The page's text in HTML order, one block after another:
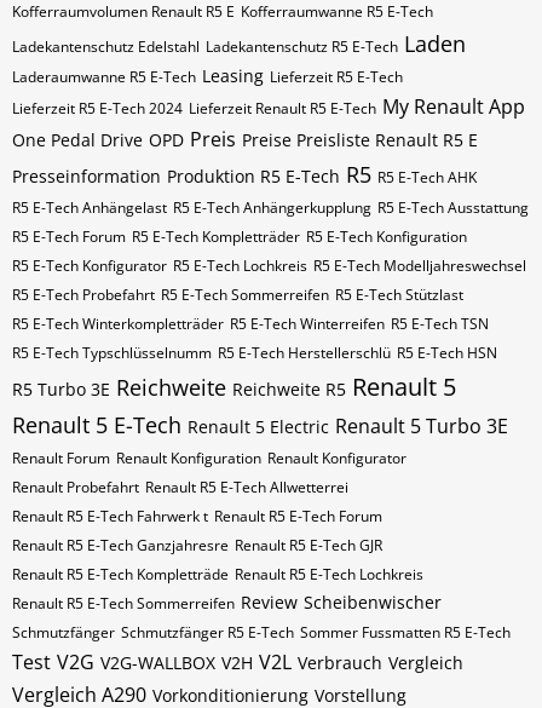
Kofferraumvolumen Renault R5 E Kofferraumwanne R5 E-Tech
Ladekantenschutz Edelstahl Ladekantenschutz R5 E-Tech Laden
Laderaumwanne R5 E-Tech Leasing Lieferzeit R5 E-Tech
Lieferzeit R5 E-Tech 2024 Lieferzeit Renault R5 E-Tech My Renault App
One Pedal Drive OPD Preis Preise Preisliste Renault R5 E
Presseinformation Produktion R5 E-Tech R5 R5 E-Tech AHK
R5 E-Tech Anhängelast R5 E-Tech Anhängerkupplung R5 E-Tech Ausstattung
R5 E-Tech Forum R5 E-Tech Kompletträder R5 E-Tech Konfiguration
R5 E-Tech Konfigurator R5 E-Tech Lochkreis R5 E-Tech Modelljahreswechsel
R5 E-Tech Probefahrt R5 E-Tech Sommerreifen R5 E-Tech Stützlast
R5 E-Tech Winterkompletträder R5 E-Tech Winterreifen R5 E-Tech​​​​ TSN
R5 E-Tech​​​​ Typschlüsselnumm R5 E-Tech​​​​​ Herstellerschlü R5 E-Tech​​​​​ HSN
R5 Turbo 3E Reichweite Reichweite R5 Renault 5
Renault 5 E-Tech Renault 5 Electric Renault 5 Turbo 3E
Renault Forum Renault Konfiguration Renault Konfigurator
Renault Probefahrt Renault R5 E-Tech Allwetterrei
Renault R5 E-Tech Fahrwerk t Renault R5 E-Tech Forum
Renault R5 E-Tech Ganzjahresre Renault R5 E-Tech GJR
Renault R5 E-Tech Kompletträde Renault R5 E-Tech Lochkreis
Renault R5 E-Tech Sommerreifen Review Scheibenwischer
Schmutzfänger Schmutzfänger R5 E-Tech Sommer Fussmatten R5 E-Tech
Test V2G V2G-WALLBOX V2H V2L Verbrauch Vergleich
Vergleich A290 Vorkonditionierung Vorstellung